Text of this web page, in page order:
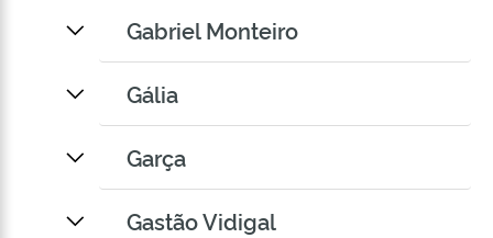
Gabriel Monteiro
Gália
Garça
Gastão Vidigal